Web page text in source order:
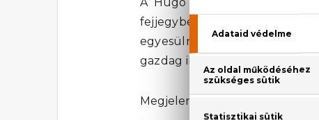
fejjegyben a ribizli, az
egyesülnek az intenzív
gazdag illat, emlékezetes de
Megjelenési év: 2007